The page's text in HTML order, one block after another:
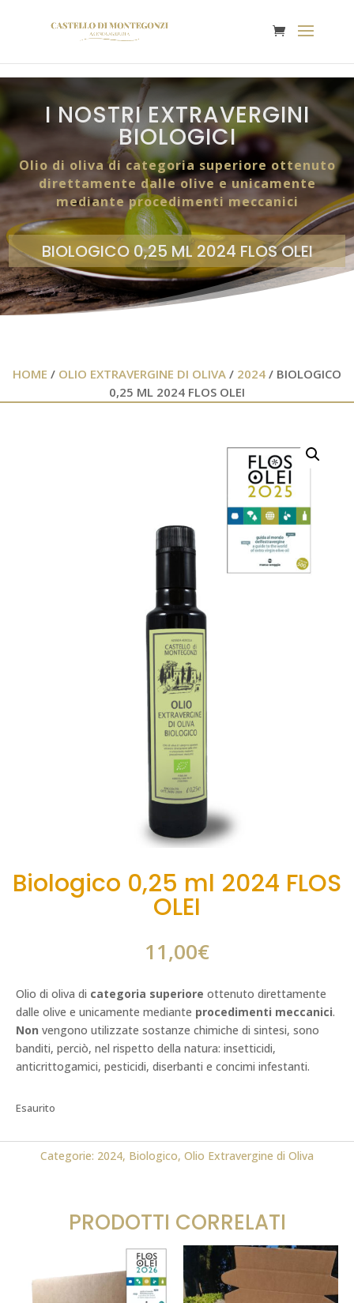
I NOSTRI EXTRAVERGINI
BIOLOGICI
Olio di oliva di categoria superiore ottenuto
direttamente dalle olive e unicamente
mediante procedimenti meccanici
BIOLOGICO 0,25 ML 2024 FLOS OLEI
HOME / OLIO EXTRAVERGINE DI OLIVA / 2024 / BIOLOGICO
0,25 ML 2024 FLOS OLEI
Biologico 0,25 ml 2024 FLOS
OLEI
11,00€
Olio di oliva di categoria superiore ottenuto direttamente
dalle olive e unicamente mediante procedimenti meccanici.
Non vengono utilizzate sostanze chimiche di sintesi, sono
banditi, perciò, nel rispetto della natura: insetticidi,
anticrittogamici, pesticidi, diserbanti e concimi infestanti.
Esaurito
Categorie: 2024, Biologico, Olio Extravergine di Oliva
PRODOTTI CORRELATI